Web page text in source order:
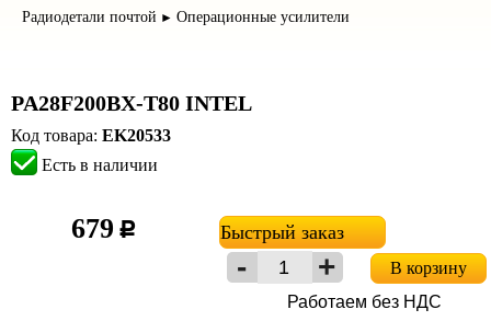
Радиодетали почтой ► Операционные усилители
PA28F200BX-T80 INTEL
Код товара: EK20533
Есть в наличии
679 c Быстрый заказ
В корзину
Работаем без НДС